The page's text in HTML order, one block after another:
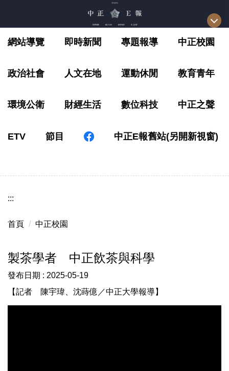
要
容
網站導覽 即時新聞 專題報導 中正校園
政治社會 人文在地 運動休閒 教育青年
環境公衛 財經生活 數位科技 中正之聲
ETV 節目 中正E報舊站(另開新視窗)
:::
首頁 中正校園
製茶學者 中正飲茶與科學
發布日期 : 2025-05-19
【記者 陳宇瑋、沈蒔億／中正大學報導】